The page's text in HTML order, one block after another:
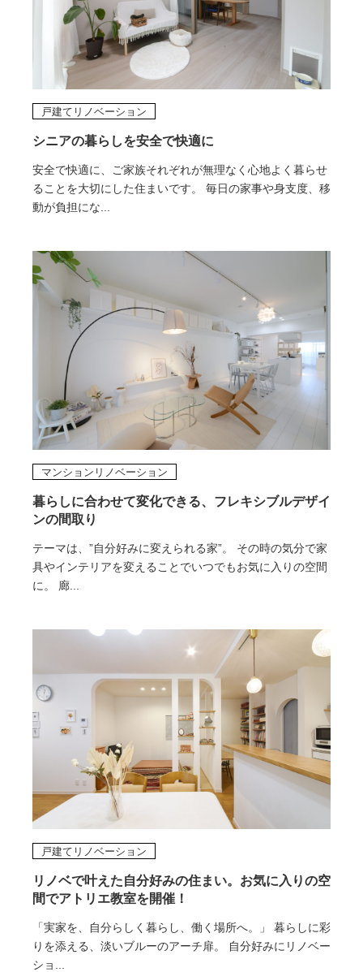
シニアの暮らしを安全で快適に
安全で快適に、ご家族それぞれが無理なく心地よく暮らせ
ることを大切にした住まいです。 毎日の家事や身支度、移
動が負担にな...
戸建てリノベーション
暮らしに合わせて変化できる、フレキシブルデザイ
ンの間取り
テーマは、”自分好みに変えられる家”。 その時の気分で家
具やインテリアを変えることでいつでもお気に入りの空間
に。 廊...
マンションリノベーション
リノベで叶えた自分好みの住まい。お気に入りの空
間でアトリエ教室を開催！
「実家を、自分らしく暮らし、働く場所へ。」 暮らしに彩
りを添える、淡いブルーのアーチ扉。 自分好みにリノベー
ショ...
戸建てリノベーション